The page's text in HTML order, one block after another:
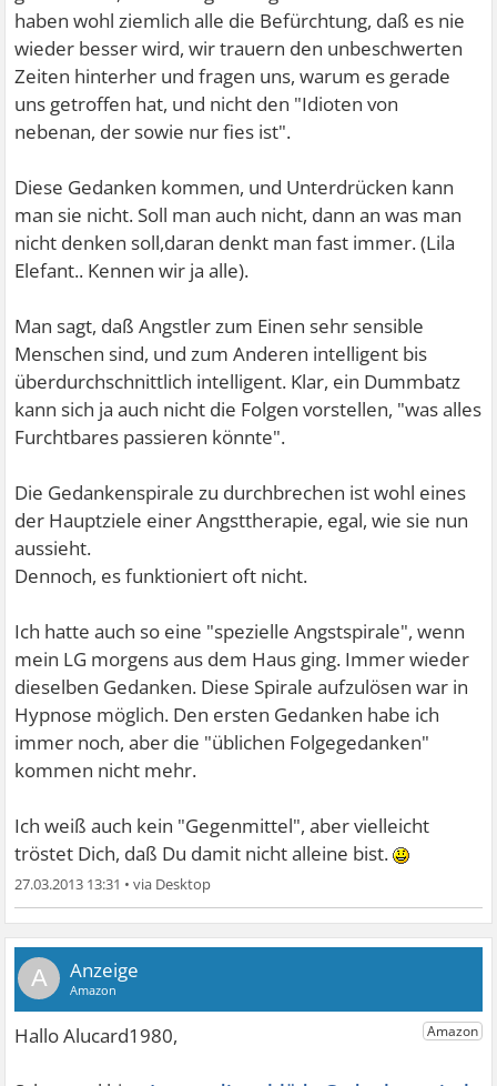
haben wohl ziemlich alle die Befürchtung, daß es nie
wieder besser wird, wir trauern den unbeschwerten
Zeiten hinterher und fragen uns, warum es gerade
uns getroffen hat, und nicht den "Idioten von
nebenan, der sowie nur fies ist".
Diese Gedanken kommen, und Unterdrücken kann
man sie nicht. Soll man auch nicht, dann an was man
nicht denken soll,daran denkt man fast immer. (Lila
Elefant.. Kennen wir ja alle).
Man sagt, daß Angstler zum Einen sehr sensible
Menschen sind, und zum Anderen intelligent bis
überdurchschnittlich intelligent. Klar, ein Dummbatz
kann sich ja auch nicht die Folgen vorstellen, "was alles
Furchtbares passieren könnte".
Die Gedankenspirale zu durchbrechen ist wohl eines
der Hauptziele einer Angsttherapie, egal, wie sie nun
aussieht.
Dennoch, es funktioniert oft nicht.
Ich hatte auch so eine "spezielle Angstspirale", wenn
mein LG morgens aus dem Haus ging. Immer wieder
dieselben Gedanken. Diese Spirale aufzulösen war in
Hypnose möglich. Den ersten Gedanken habe ich
immer noch, aber die "üblichen Folgegedanken"
kommen nicht mehr.
Ich weiß auch kein "Gegenmittel", aber vielleicht
tröstet Dich, daß Du damit nicht alleine bist.
27.03.2013 13:31 •
A